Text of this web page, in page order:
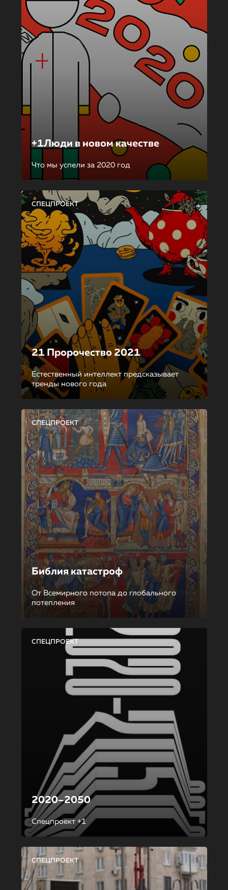
+1Люди в новом качестве
Что мы успели за 2020 год
СПЕЦПРОЕКТ
21 Пророчество 2021
Естественный интеллект предсказывает
тренды нового года
СПЕЦПРОЕКТ
Библия катастроф
От Всемирного потопа до глобального
потепления
СПЕЦПРОЕКТ
2020–2050
Спецпроект +1
СПЕЦПРОЕКТ